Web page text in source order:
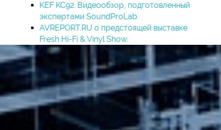
KEF KC92. Видеообзор, подготовленный
экспертами SoundProLab.
AVREPORT.RU о предстоящей выставке
Fresh Hi-Fi & Vinyl Show.